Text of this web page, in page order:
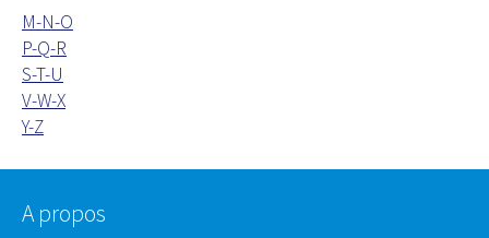
M-N-O
P-Q-R
S-T-U
V-W-X
Y-Z
A propos